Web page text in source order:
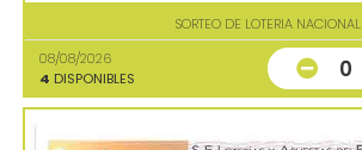
SORTEO DE LOTERIA NACIONAL
08/08/2026
4 DISPONIBLES 0